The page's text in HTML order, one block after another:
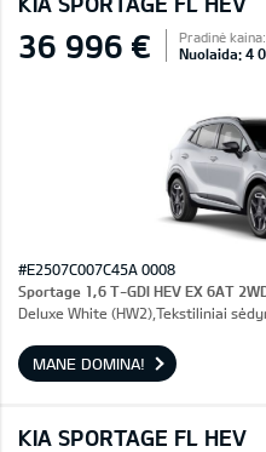
36 996 € Pradinė
Nuolaida: 4
#E2507C007C45A 0008
Sportage 1,6 T-GDI HEV EX 6AT
Deluxe White (HW2),Tekstiliniai
MANE DOMINA!
KIA SPORTAGE FL HEV